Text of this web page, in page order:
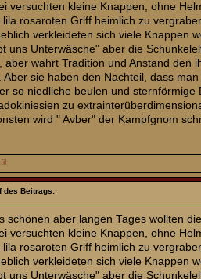
versuchten kleine Knappen, ohne
lila rosaroten Griff heimlich zu
verkleideten sich viele Knappen
uns Unterwäsche" aber die
aber wahrt Tradition und Anstand den
Aber sie haben den Nachteil, dass
so niedliche beulen und
zu
wird " Avber" der Kampfgnom
des Beitrags:
schönen aber langen Tages wollten
versuchten kleine Knappen, ohne
lila rosaroten Griff heimlich zu
verkleideten sich viele Knappen
uns Unterwäsche" aber die